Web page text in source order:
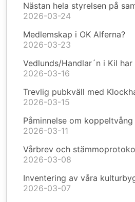
Nästan hela styrelsen på
2026-03-24
Medlemskap i OK Alferna?
2026-03-23
Vedlunds/Handlar´n i Kil
2026-03-16
Trevlig pubkväll med
2026-03-15
Påminnelse om koppeltvång
2026-03-11
Vårbrev och
2026-03-08
Inventering av våra
2026-03-07